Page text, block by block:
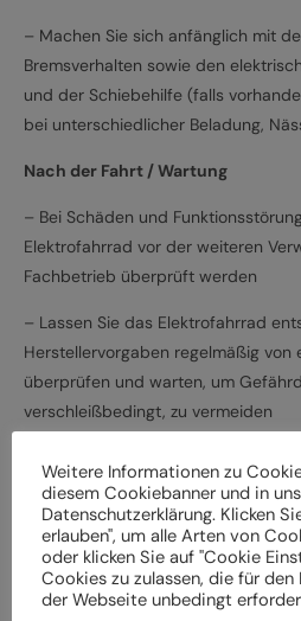
– Machen Sie sich anfänglich mit
Bremsverhalten sowie den
und der Schiebehilfe (falls
bei unterschiedlicher Beladung,
Nach der Fahrt / Wartung
– Bei Schäden und
Elektrofahrrad vor der weiteren
Fachbetrieb überprüft werden
– Lassen Sie das Elektrofahrrad
Herstellervorgaben regelmäßig von
überprüfen und warten, um
verschleißbedingt, zu vermeiden
Montage von Bauteilen ein
– Verwenden Sie nur vom
und Ladegeräte
– Beachten Sie Herstellervorgaben
Weitere Informationen zu
diesem Cookiebanner und in
Datenschutzerklärung. Klicken
erlauben", um alle Arten von
oder klicken Sie auf "Cookie
Cookies zu zulassen, die für
der Webseite unbedingt